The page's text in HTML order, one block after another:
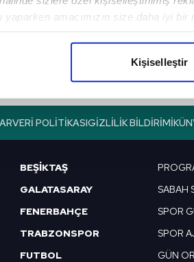
amacımızın size daha iyi
bu çerezlere izin vermedikleri
için İnternet Sitemizde
verileriniz işlenmekte olup
yapılması, amaçlarıyla sınırlı
aşağıda yer alan panel vasıtasıyla
Bilgilendirme Metnimizi ziyaret
Korunması Kanunu uyarınca
Kişiselleştir
VERI POLITIKASIGIZLILIK BILDIRIMI
BEŞİKTAŞ
GALATASARAY
FENERBAHÇE
TRABZONSPOR
FUTBOL
SABAH
SPOR
SPOR
GÜN